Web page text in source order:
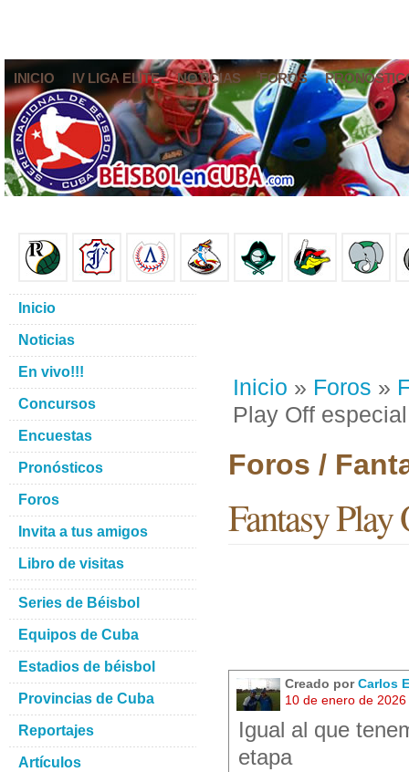
INICIO IV LIGA ELITE NOTICIAS FOROS
Inicio » Foros »
Play Off especial
Foros /
Fantasy Play
Creado porCarlos
10 de enero de
Igual al que
etapa
Inicio
Noticias
En vivo!!!
Concursos
Encuestas
Pronósticos
Foros
Invita a tus amigos
Libro de visitas
Series de Béisbol
Equipos de Cuba
Estadios de béisbol
Provincias de Cuba
Reportajes
Artículos